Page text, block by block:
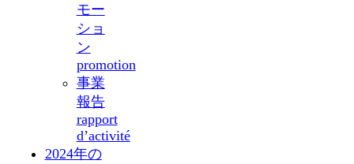
モー
ショ
ン
promotion
事業
報告
rapport
d’activité
2024年の